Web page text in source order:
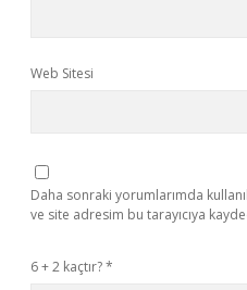
Web Sitesi
Daha sonraki yorumlarımda
ve site adresim bu tarayıcıya
6 + 2 kaçtır?*